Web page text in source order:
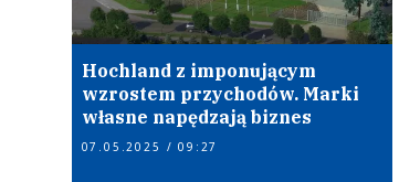
Hochland z imponującym
wzrostem przychodów. Marki
własne napędzają biznes
07.05.2025 / 09:27